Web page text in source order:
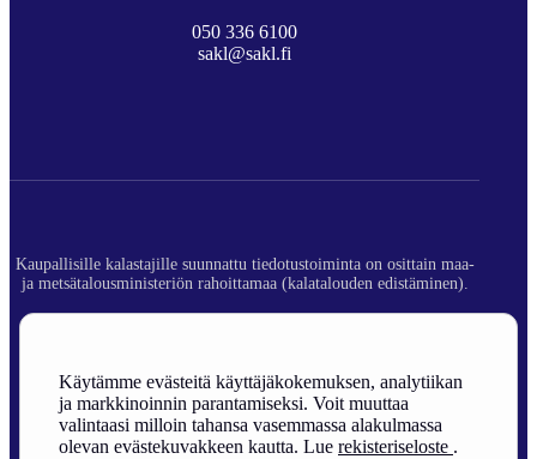
Käytämme evästeitä käyttäjäkokemuksen, analytiikan
ja markkinoinnin parantamiseksi. Voit muuttaa
valintaasi milloin tahansa vasemmassa alakulmassa
olevan evästekuvakkeen kautta. Lue rekisteriseloste .
050 336 6100
sakl@sakl.fi
Kaupallisille kalastajille suunnattu tiedotustoiminta on osittain maa-
ja metsätalousministeriön rahoittamaa (kalatalouden edistäminen).
Rekisteriseloste
Sivuston toteutus